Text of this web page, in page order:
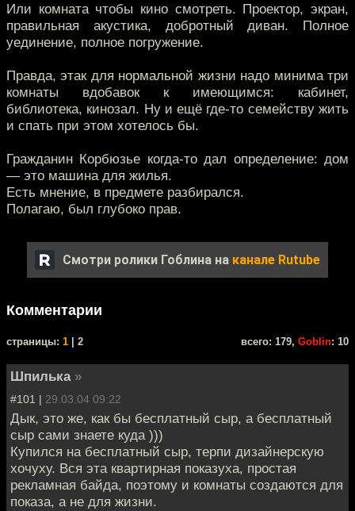
Или комната чтобы кино смотреть. Проектор, экран,
правильная акустика, добротный диван. Полное
уединение, полное погружение.
Правда, этак для нормальной жизни надо минима три
комнаты вдобавок к имеющимся: кабинет,
библиотека, кинозал. Ну и ещё где-то семейству жить
и спать при этом хотелось бы.
Гражданин Корбюзье когда-то дал определение: дом
— это машина для жилья.
Есть мнение, в предмете разбирался.
Полагаю, был глубоко прав.
Смотри ролики Гоблина на канале Rutube
Комментарии
cтраницы: 1 | 2 всего: 179, Goblin: 10
Шпилька »
#101 | 29.03.04 09:22
Дык, это же, как бы бесплатный сыр, а бесплатный
сыр сами знаете куда )))
Купился на бесплатный сыр, терпи дизайнерскую
хочуху. Вся эта квартирная показуха, простая
рекламная байда, поэтому и комнаты создаются для
показа, а не для жизни.